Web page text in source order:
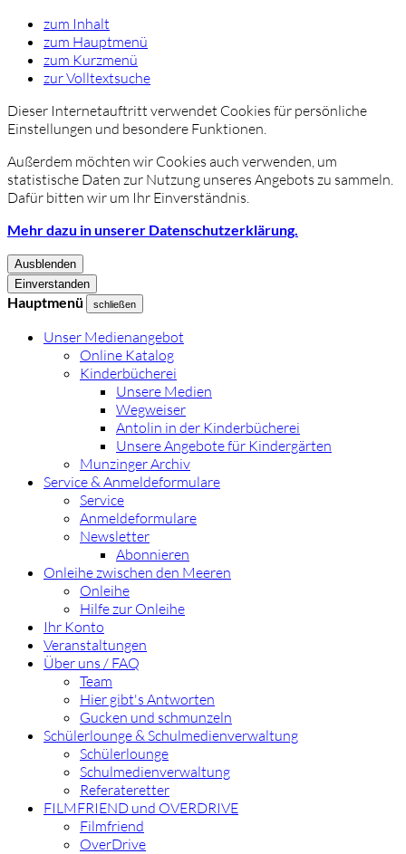
zum Inhalt
zum Hauptmenü
zum Kurzmenü
zur Volltextsuche
Dieser Internetauftritt verwendet Cookies für persönliche
Einstellungen und besondere Funktionen.
Außerdem möchten wir Cookies auch verwenden, um
statistische Daten zur Nutzung unseres Angebots zu sammeln.
Dafür bitten wir um Ihr Einverständnis.
Mehr dazu in unserer Datenschutzerklärung.
Ausblenden
Einverstanden
Hauptmenü schließen
Unser Medienangebot
Online Katalog
Kinderbücherei
Unsere Medien
Wegweiser
Antolin in der Kinderbücherei
Unsere Angebote für Kindergärten
Munzinger Archiv
Service & Anmeldeformulare
Service
Anmeldeformulare
Newsletter
Abonnieren
Onleihe zwischen den Meeren
Onleihe
Hilfe zur Onleihe
Ihr Konto
Veranstaltungen
Über uns / FAQ
Team
Hier gibt's Antworten
Gucken und schmunzeln
Schülerlounge & Schulmedienverwaltung
Schülerlounge
Schulmedienverwaltung
Referateretter
FILMFRIEND und OVERDRIVE
Filmfriend
OverDrive